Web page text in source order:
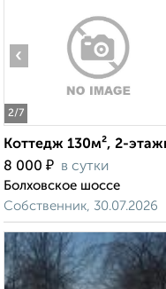
2/7
‹
Коттедж 130м², 2-
8 000 ₽ в сутки
Болховское шоссе
Собственник, 30.07.2026